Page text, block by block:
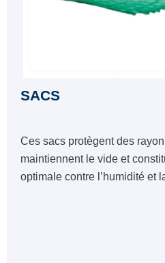
SACS
Ces sacs protègent des
maintiennent le vide et
optimale contre l’humidité et